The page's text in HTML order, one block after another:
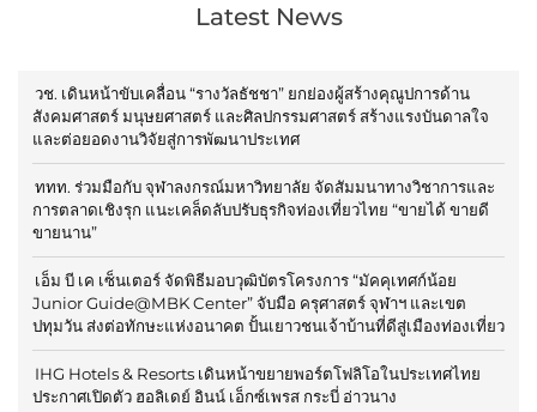
Latest News
วช. เดินหน้าขับเคลื่อน “รางวัลธัชชา” ยกย่องผู้สร้างคุณูปการด้าน
สังคมศาสตร์ มนุษยศาสตร์ และศิลปกรรมศาสตร์ สร้างแรงบันดาลใจ
และต่อยอดงานวิจัยสู่การพัฒนาประเทศ
ททท. ร่วมมือกับ จุฬาลงกรณ์มหาวิทยาลัย จัดสัมมนาทางวิชาการและ
การตลาดเชิงรุก แนะเคล็ดลับปรับธุรกิจท่องเที่ยวไทย “ขายได้ ขายดี
ขายนาน”
เอ็ม บี เค เซ็นเตอร์ จัดพิธีมอบวุฒิบัตรโครงการ “มัคคุเทศก์น้อย
Junior Guide@MBK Center” จับมือ ครุศาสตร์ จุฬาฯ และเขต
ปทุมวัน ส่งต่อทักษะแห่งอนาคต ปั้นเยาวชนเจ้าบ้านที่ดีสู่เมืองท่องเที่ยว
IHG Hotels & Resorts เดินหน้าขยายพอร์ตโฟลิโอในประเทศไทย
ประกาศเปิดตัว ฮอลิเดย์ อินน์ เอ็กซ์เพรส กระบี่ อ่าวนาง